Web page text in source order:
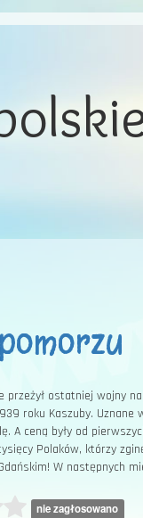
przeżył ostatniej wojny
roku Kaszuby.
A ceną były od
Polaków, którzy
W następnych
nie zagłosowano